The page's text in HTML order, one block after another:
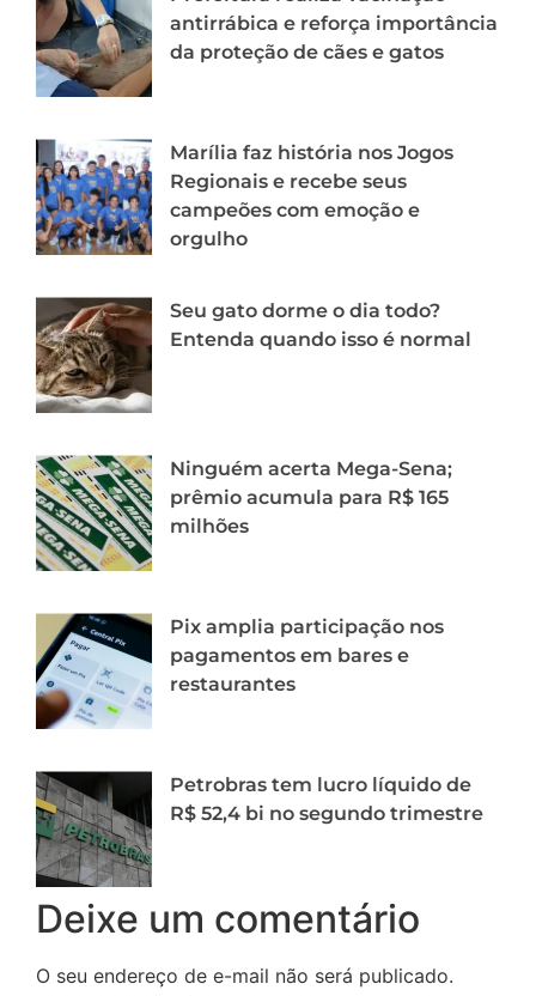
antirrábica e reforça importância
da proteção de cães e gatos
Marília faz história nos Jogos
Regionais e recebe seus
campeões com emoção e
orgulho
Seu gato dorme o dia todo?
Entenda quando isso é normal
Ninguém acerta Mega-Sena;
prêmio acumula para R$ 165
milhões
Pix amplia participação nos
pagamentos em bares e
restaurantes
Petrobras tem lucro líquido de
R$ 52,4 bi no segundo trimestre
Deixe um comentário
O seu endereço de e-mail não será publicado.